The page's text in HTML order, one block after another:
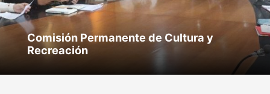
Comisión Permanente de Cultura y
Recreación